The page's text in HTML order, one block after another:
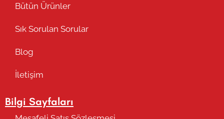
Bütün Ürünler
Sık Sorulan Sorular
Blog
İletişim
Bilgi Sayfaları